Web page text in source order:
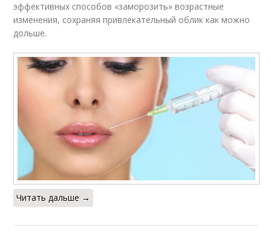
эффективных способов «заморозить» возрастные
изменения, сохраняя привлекательный облик как можно
дольше.
Читать дальше →